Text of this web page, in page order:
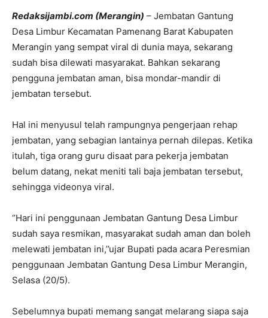
Redaksijambi.com (Merangin) – Jembatan Gantung
Desa Limbur Kecamatan Pamenang Barat Kabupaten
Merangin yang sempat viral di dunia maya, sekarang
sudah bisa dilewati masyarakat. Bahkan sekarang
pengguna jembatan aman, bisa mondar-mandir di
jembatan tersebut.
Hal ini menyusul telah rampungnya pengerjaan rehap
jembatan, yang sebagian lantainya pernah dilepas. Ketika
itulah, tiga orang guru disaat para pekerja jembatan
belum datang, nekat meniti tali baja jembatan tersebut,
sehingga videonya viral.
‘’Hari ini penggunaan Jembatan Gantung Desa Limbur
sudah saya resmikan, masyarakat sudah aman dan boleh
melewati jembatan ini,’’ujar Bupati pada acara Peresmian
penggunaan Jembatan Gantung Desa Limbur Merangin,
Selasa (20/5).
Sebelumnya bupati memang sangat melarang siapa saja